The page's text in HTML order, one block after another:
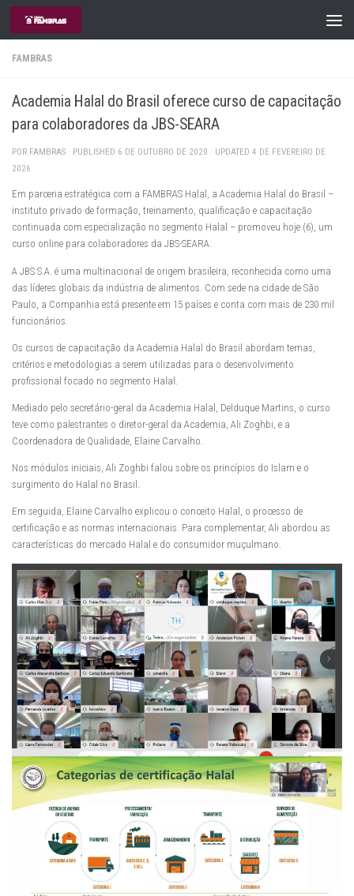
Skip to content
FAMBRAS
Academia Halal do Brasil oferece curso de capacitação
para colaboradores da JBS-SEARA
POR FAMBRAS · PUBLISHED 6 DE OUTUBRO DE 2020 · UPDATED 4 DE FEVEREIRO DE
2026
Em parceria estratégica com a FAMBRAS Halal, a Academia Halal do Brasil –
instituto privado de formação, treinamento, qualificação e capacitação
continuada com especialização no segmento Halal – promoveu hoje (6), um
curso online para colaboradores da JBS-SEARA.
A JBS S.A. é uma multinacional de origem brasileira, reconhecida como uma
das líderes globais da indústria de alimentos. Com sede na cidade de São
Paulo, a Companhia está presente em 15 países e conta com mais de 230 mil
funcionários.
Os cursos de capacitação da Academia Halal do Brasil abordam temas,
critérios e metodologias a serem utilizadas para o desenvolvimento
profissional focado no segmento Halal.
Mediado pelo secretário-geral da Academia Halal, Delduque Martins, o curso
teve como palestrantes o diretor-geral da Academia, Ali Zoghbi, e a
Coordenadora de Qualidade, Elaine Carvalho.
Nos módulos iniciais, Ali Zoghbi falou sobre os princípios do Islam e o
surgimento do Halal no Brasil.
Em seguida, Elaine Carvalho explicou o conceito Halal, o processo de
certificação e as normas internacionais. Para complementar, Ali abordou as
características do mercado Halal e do consumidor muçulmano.